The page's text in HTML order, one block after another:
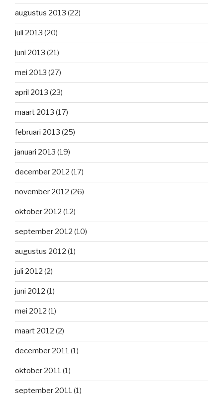
augustus 2013 (22)
juli 2013 (20)
juni 2013 (21)
mei 2013 (27)
april 2013 (23)
maart 2013 (17)
februari 2013 (25)
januari 2013 (19)
december 2012 (17)
november 2012 (26)
oktober 2012 (12)
september 2012 (10)
augustus 2012 (1)
juli 2012 (2)
juni 2012 (1)
mei 2012 (1)
maart 2012 (2)
december 2011 (1)
oktober 2011 (1)
september 2011 (1)